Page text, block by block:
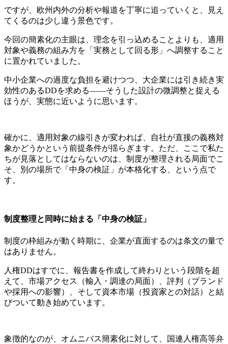
ですが、欧州内外の分析や報道を丁寧に追っていくと、見え
てくるのは少し違う景色です。
今回の簡素化の主眼は、理念を引っ込めることよりも、適用
対象や義務の組み方を「実務として回る形」へ調整すること
に置かれていました。
中小企業への過度な負担を避けつつ、大企業には引き続き実
効性のあるDDを求める――そうした設計の微調整と捉える
ほうが、実態に近いように思います。
確かに、適用対象の線引きが変われば、自社が直接の義務対
象かどうかという前提条件が揺らぎます。ただ、ここで私た
ちが見落としてはならないのは、制度が整理される局面でこ
そ、別の場所で「中身の検証」が本格化する、という点で
す。
制度整理と同時に始まる「中身の検証」
制度の枠組みが動く時期に、企業が直面するのは条文の量で
はありません。
人権DDはすでに、報告書を作成して終わりという段階を超
えて、市場アクセス（輸入・調達の局面）、評判（ブランド
や採用への影響）、そして資本市場（投資家との対話）と結
びついて動き始めています。
象徴的なのが、オムニバス簡素化に対して、国連人権高等弁